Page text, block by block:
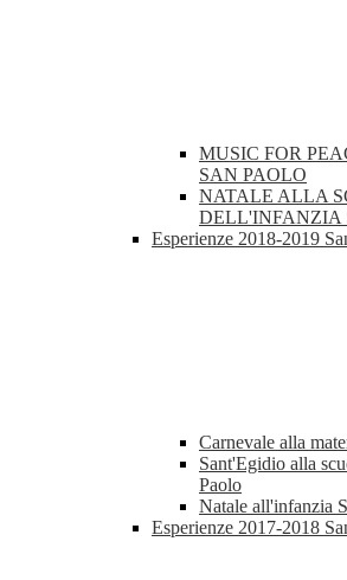
MUSIC FOR
SAN PAOLO
NATALE ALLA
DELL'INFANZIA
Esperienze 2018-2019
Carnevale alla
Sant'Egidio alla
Paolo
Natale all'infanzia
Esperienze 2017-2018